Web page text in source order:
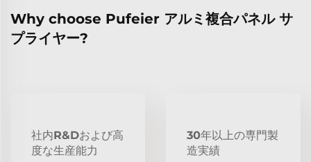
Why choose Pufeier アルミ複合パネル サ
プライヤー?
社内R&Dおよび高
度な生産能力
30年以上の専門製
造実績